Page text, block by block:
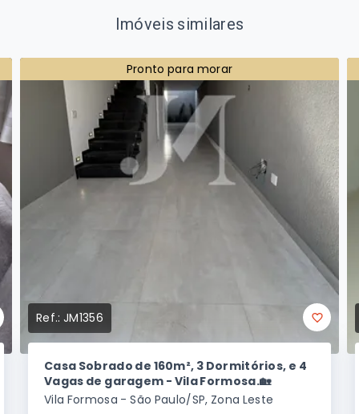
Imóveis similares
Pronto para morar
Ref.:JM1356
Casa Sobrado de 160m², 3 Dormitórios, e 4
Vagas de garagem - Vila Formosa.🏡
Vila Formosa - São Paulo/SP, Zona Leste